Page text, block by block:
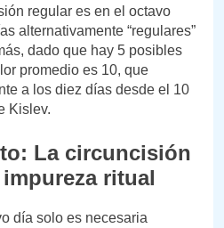
regular es en el octavo
alternativamente “regulares”
dado que hay 5 posibles
promedio es 10, que
a los diez días desde el 10
Kislev.
La circuncisión
ritual
día solo es necesaria